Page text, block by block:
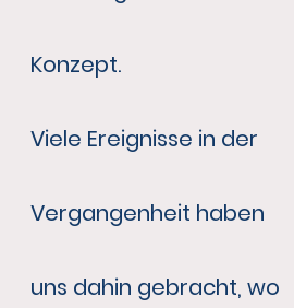
Konzept.
Viele Ereignisse in der
Vergangenheit haben
uns dahin gebracht, wo